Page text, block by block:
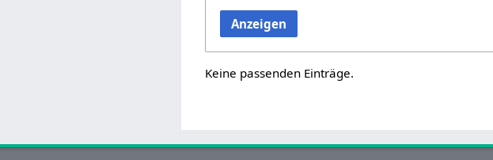
Anzeigen
Keine passenden Einträge.